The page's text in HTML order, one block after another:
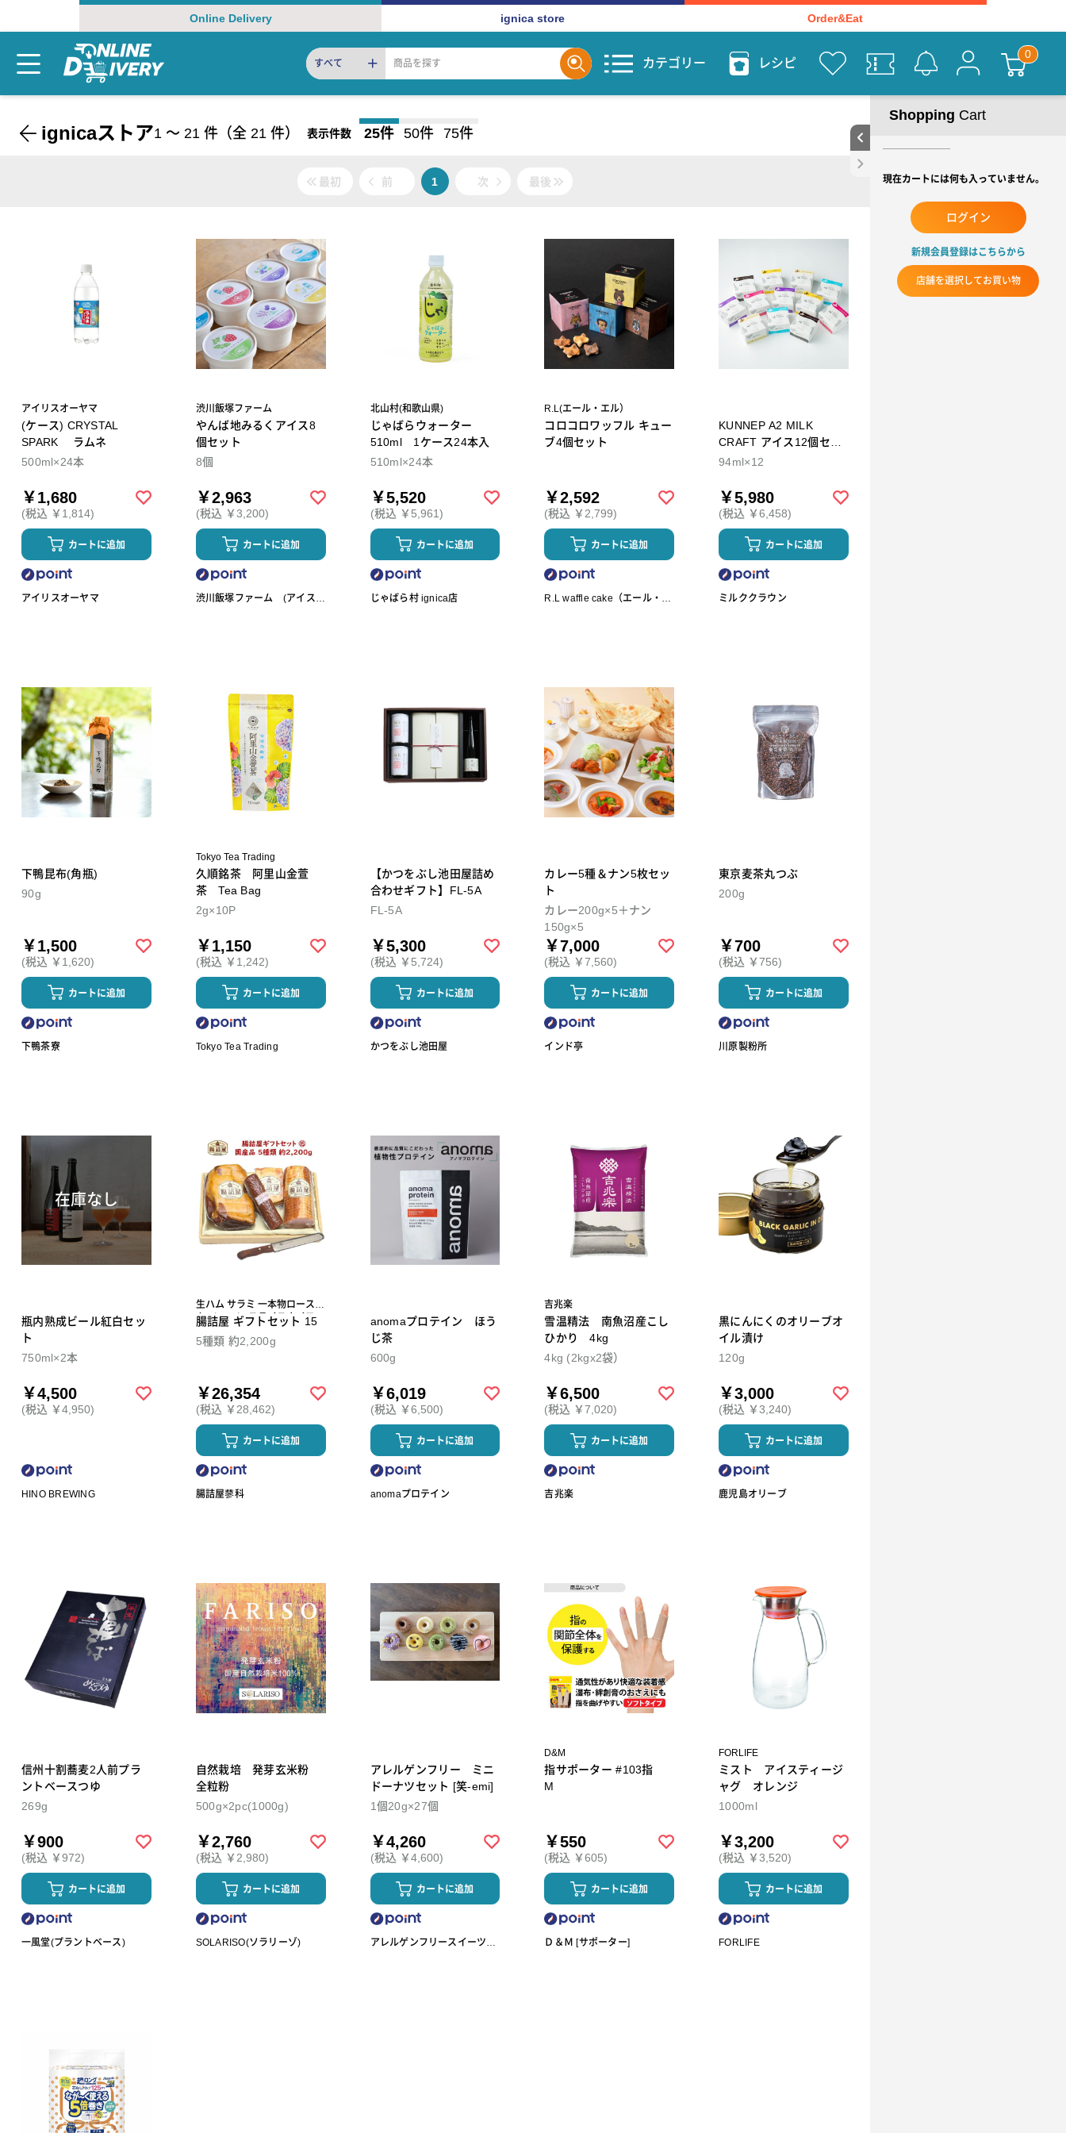
Online Delivery ignica store Order&Eat
すべて カテゴリー レシピ
ignicaストア1 〜 21 件（全 21 件） 表示件数 25件 50件 75件
最初 前 1 次 最後
アイリスオーヤマ
(ケース) CRYSTAL
SPARK ラムネ
500ml×24本
￥1,680
(税込 ￥1,814)
カートに追加
アイリスオーヤマ
渋川飯塚ファーム
やんば地みるくアイス8
個セット
8個
￥2,963
(税込 ￥3,200)
カートに追加
渋川飯塚ファーム (アイスク
北山村(和歌山県)
じゃばらウォーター
510ml 1ケース24本入
510ml×24本
￥5,520
(税込 ￥5,961)
カートに追加
じゃばら村 ignica店
R.L(エール・エル）
コロコロワッフル キュー
ブ4個セット
￥2,592
(税込 ￥2,799)
カートに追加
R.L waffle cake（エール・エ
KUNNEP A2 MILK
CRAFT アイス12個セッ
ト
94ml×12
￥5,980
(税込 ￥6,458)
カートに追加
ミルククラウン
下鴨昆布(角瓶)
90g
￥1,500
(税込 ￥1,620)
カートに追加
下鴨茶寮
Tokyo Tea Trading
久順銘茶 阿里山金萱
茶 Tea Bag
2g×10P
￥1,150
(税込 ￥1,242)
カートに追加
Tokyo Tea Trading
【かつをぶし池田屋詰め
合わせギフト】FL-5A
FL-5A
￥5,300
(税込 ￥5,724)
カートに追加
かつをぶし池田屋
カレー5種＆ナン5枚セッ
ト
カレー200g×5＋ナン
150g×5
￥7,000
(税込 ￥7,560)
カートに追加
インド亭
東京麦茶丸つぶ
200g
￥700
(税込 ￥756)
カートに追加
川原製粉所
在庫なし
瓶内熟成ビール紅白セッ
ト
750ml×2本
￥4,500
(税込 ￥4,950)
HINO BREWING
生ハム サラミ 一本物ロースハ
ム ベーコン スライスナイフ
腸詰屋 ギフトセット 15
5種類 約2,200g
￥26,354
(税込 ￥28,462)
カートに追加
腸詰屋蓼科
anomaプロテイン ほう
じ茶
600g
￥6,019
(税込 ￥6,500)
カートに追加
anomaプロテイン
吉兆楽
雪温精法 南魚沼産こし
ひかり 4kg
4kg (2kgx2袋）
￥6,500
(税込 ￥7,020)
カートに追加
吉兆楽
黒にんにくのオリーブオ
イル漬け
120g
￥3,000
(税込 ￥3,240)
カートに追加
鹿児島オリーブ
信州十割蕎麦2人前プラ
ントベースつゆ
269g
￥900
(税込 ￥972)
カートに追加
一風堂(プラントベース)
自然栽培 発芽玄米粉
全粒粉
500g×2pc(1000g)
￥2,760
(税込 ￥2,980)
カートに追加
SOLARISO(ソラリーゾ)
アレルゲンフリー ミニ
ドーナツセット [笑-emi]
1個20g×27個
￥4,260
(税込 ￥4,600)
カートに追加
アレルゲンフリースイーツ工
D&M
指サポーター #103指
M
￥550
(税込 ￥605)
カートに追加
Ｄ＆Ｍ [サポーター]
FORLIFE
ミスト アイスティージ
ャグ オレンジ
1000ml
￥3,200
(税込 ￥3,520)
カートに追加
FORLIFE
Shopping Cart
現在カートには何も入っていません。
ログイン
新規会員登録はこちらから
店舗を選択してお買い物